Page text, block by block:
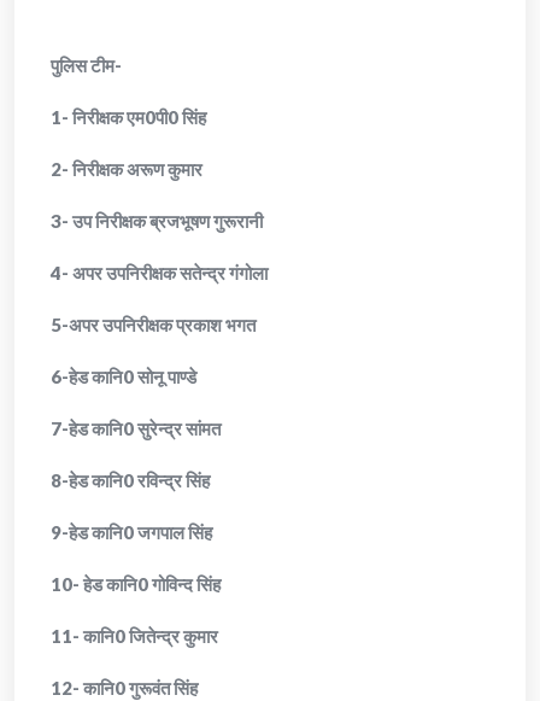
पुलिस टीम-
1- निरीक्षक एम0पी0 सिंह
2- निरीक्षक अरूण कुमार
3- उप निरीक्षक ब्रजभूषण गुरूरानी
4- अपर उपनिरीक्षक सतेन्द्र गंगोला
5-अपर उपनिरीक्षक प्रकाश भगत
6-हेड कानि0 सोनू पाण्डे
7-हेड कानि0 सुरेन्द्र सांमत
8-हेड कानि0 रविन्द्र सिंह
9-हेड कानि0 जगपाल सिंह
10- हेड कानि0 गोविन्द सिंह
11- कानि0 जितेन्द्र कुमार
12- कानि0 गुरूवंत सिंह